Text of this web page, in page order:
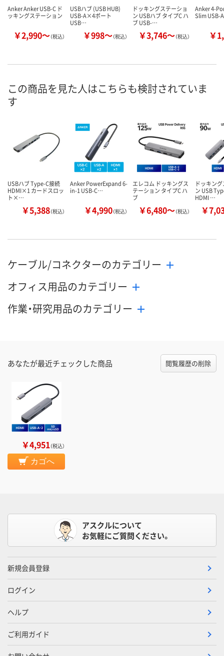
Anker Anker USB-C ド
ッキングステーション
￥2,990～（税込）
USBハブ (USB HUB)
USB-A×4ポート
USB…
￥998～（税込）
ドッキングステーショ
ン USBハブ タイプC ハ
ブ USB-…
￥3,746～（税込）
Anker 4-
Slim USB-
￥
この商品を見た人はこちらも検討されていま
す
USBハブ Type-C接続
HDMI×1 カードスロッ
ト×…
￥5,388（税込）
Anker PowerExpand 6-
in-1 USB-C…
￥4,990（税込）
エレコム ドッキングス
テーション タイプC ハ
ブ
￥6,480～（税込）
ドッキン
ン USB
HDMI …
￥
ケーブル/コネクターのカテゴリー
オフィス用品のカテゴリー
作業・研究用品のカテゴリー
あなたが最近チェックした商品 閲覧履歴の削除
￥4,951（税込）
カゴへ
アスクルについて
お気軽にご質問ください。
新規会員登録
ログイン
ヘルプ
ご利用ガイド